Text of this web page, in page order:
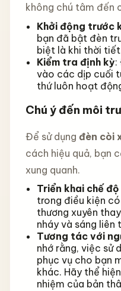
không chú tâm đến
Khởi động trước
bạn đã bật đèn
biệt là khi thời
Kiểm tra định kỳ:
vào các dịp cuối
thứ luôn hoạt
Chú ý đến môi
Để sử dụng đèn còi
cách hiệu quả, bạn
xung quanh.
Triển khai chế
trong điều kiện
thương xuyên
nháy và sáng liên
Tương tác với
nhớ rằng, việc sử
phục vụ cho bạn
khác. Hãy thể
nhiệm của bản